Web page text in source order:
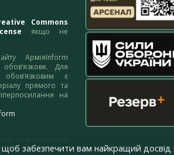
Commons
якщо не
АрміяInform
обов’язкове. Для
є
прямого та
на
забезпечити вам найкращий